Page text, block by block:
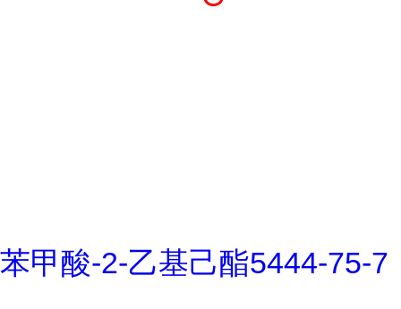
苯甲酸-2-乙基己酯5444-75-7